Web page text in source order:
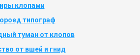
клопами
типограф
туман от клопов
от вшей и гнид